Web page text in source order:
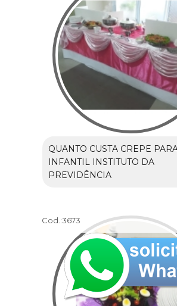
QUANTO CUSTA CREPE
INFANTIL INSTITUTO DA
PREVIDÊNCIA
Cod.:3673